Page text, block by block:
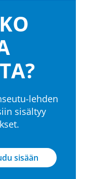
lehden
sisältyy
sisään